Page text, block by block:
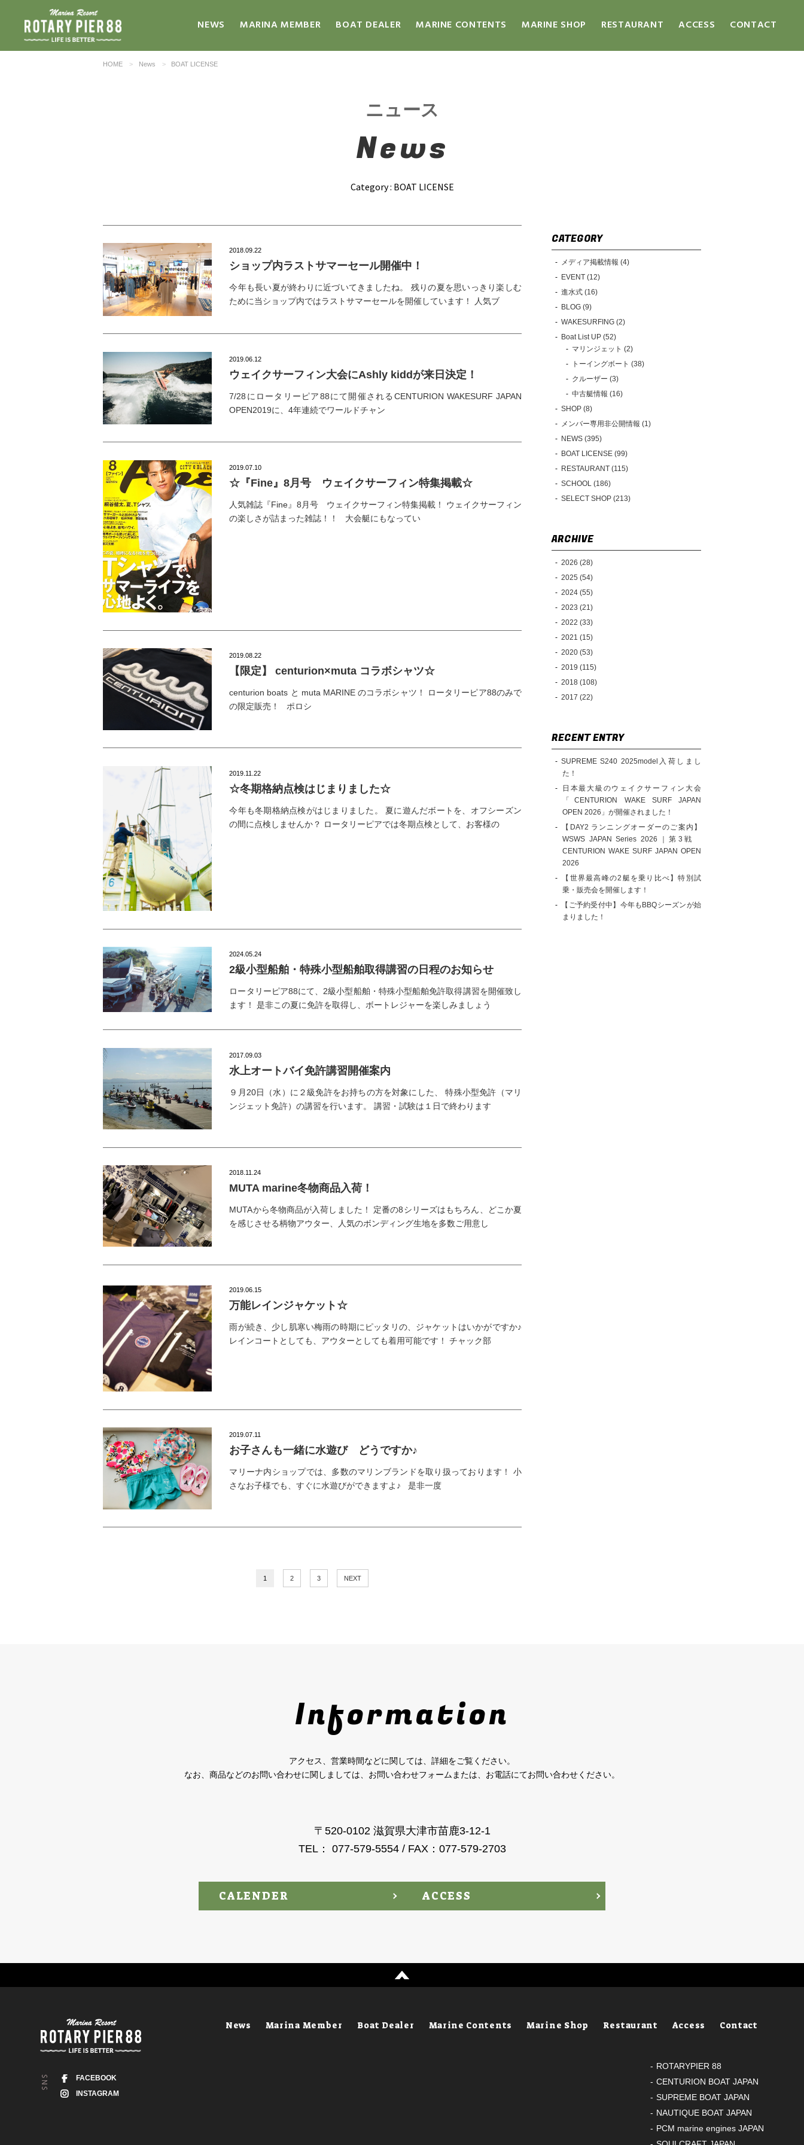
NEWS MARINA MEMBER BOAT DEALER MARINE CONTENTS MARINE SHOP RESTAURANT ACCESS CONTACT
HOME News BOAT LICENSE
ニュース
News
Category : BOAT LICENSE
2018.09.22
ショップ内ラストサマーセール開催中！
今年も長い夏が終わりに近づいてきましたね。 残りの夏を思いっきり楽しむ
ために当ショップ内ではラストサマーセールを開催しています！ 人気ブ
2019.06.12
ウェイクサーフィン大会にAshly kiddが来日決定！
7/28にロータリーピア88にて開催されるCENTURION WAKESURF JAPAN
OPEN2019に、4年連続でワールドチャン
2019.07.10
☆『Fine』8月号 ウェイクサーフィン特集掲載☆
人気雑誌『Fine』8月号 ウェイクサーフィン特集掲載！ ウェイクサーフィン
の楽しさが詰まった雑誌！！ 大会艇にもなってい
2019.08.22
【限定】 centurion×muta コラボシャツ☆
centurion boats と muta MARINE のコラボシャツ！ ロータリーピア88のみで
の限定販売！ ポロシ
2019.11.22
☆冬期格納点検はじまりました☆
今年も冬期格納点検がはじまりました。 夏に遊んだボートを、オフシーズン
の間に点検しませんか？ ロータリーピアでは冬期点検として、お客様の
2024.05.24
2級小型船舶・特殊小型船舶取得講習の日程のお知らせ
ロータリーピア88にて、2級小型船舶・特殊小型船舶免許取得講習を開催致し
ます！ 是非この夏に免許を取得し、ボートレジャーを楽しみましょう
2017.09.03
水上オートバイ免許講習開催案内
９月20日（水）に２級免許をお持ちの方を対象にした、 特殊小型免許（マリ
ンジェット免許）の講習を行います。 講習・試験は１日で終わります
2018.11.24
MUTA marine冬物商品入荷！
MUTAから冬物商品が入荷しました！ 定番の8シリーズはもちろん、どこか夏
を感じさせる柄物アウター、人気のボンディング生地を多数ご用意し
2019.06.15
万能レインジャケット☆
雨が続き、少し肌寒い梅雨の時期にピッタリの、ジャケットはいかがですか♪
レインコートとしても、アウターとしても着用可能です！ チャック部
2019.07.11
お子さんも一緒に水遊び どうですか♪
マリーナ内ショップでは、多数のマリンブランドを取り扱っております！ 小
さなお子様でも、すぐに水遊びができますよ♪ 是非一度
1 2 3 NEXT
CATEGORY
メディア掲載情報 (4)
EVENT (12)
進水式 (16)
BLOG (9)
WAKESURFING (2)
Boat List UP (52)
マリンジェット (2)
トーイングボート (38)
クルーザー (3)
中古艇情報 (16)
SHOP (8)
メンバー専用非公開情報 (1)
NEWS (395)
BOAT LICENSE (99)
RESTAURANT (115)
SCHOOL (186)
SELECT SHOP (213)
ARCHIVE
2026 (28)
2025 (54)
2024 (55)
2023 (21)
2022 (33)
2021 (15)
2020 (53)
2019 (115)
2018 (108)
2017 (22)
RECENT ENTRY
SUPREME S240 2025model入荷しまし
た！
日本最大級のウェイクサーフィン大会
「CENTURION WAKE SURF JAPAN
OPEN 2026」が開催されました！
【DAY2 ランニングオーダーのご案内】
WSWS JAPAN Series 2026｜第3戦
CENTURION WAKE SURF JAPAN OPEN
2026
【世界最高峰の2艇を乗り比べ】特別試
乗・販売会を開催します！
【ご予約受付中】今年もBBQシーズンが始
まりました！
Information
アクセス、営業時間などに関しては、詳細をご覧ください。
なお、商品などのお問い合わせに関しましては、お問い合わせフォームまたは、お電話にてお問い合わせください。
〒520-0102 滋賀県大津市苗鹿3-12-1
TEL： 077-579-5554 / FAX：077-579-2703
CALENDER ACCESS
FACEBOOK
INSTAGRAM
News Marina Member Boat Dealer Marine Contents Marine Shop Restaurant Access Contact
ROTARYPIER 88
CENTURION BOAT JAPAN
SUPREME BOAT JAPAN
NAUTIQUE BOAT JAPAN
PCM marine engines JAPAN